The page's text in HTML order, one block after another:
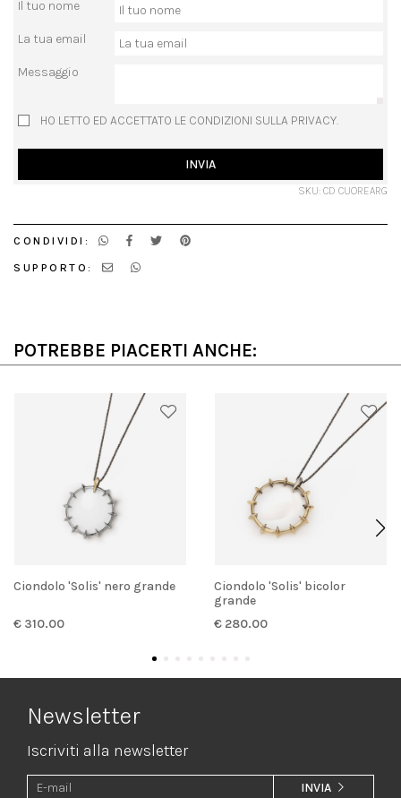
Il tuo nome
La tua email
Messaggio
HO LETTO ED ACCETTATO LE CONDIZIONI SULLA PRIVACY.
INVIA
SKU: CD CUOREARG
CONDIVIDI:
SUPPORTO:
POTREBBE PIACERTI ANCHE:
Ciondolo 'Solis' nero grande
€ 310.00
Ciondolo 'Solis' bicolor
grande
€ 280.00
Newsletter
Iscriviti alla newsletter
INVIA